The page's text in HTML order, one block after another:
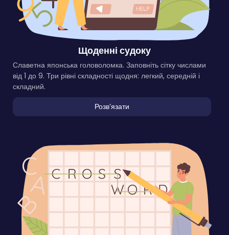
Щоденні судоку
Славетна японська головоломка. Заповніть сітку числами
від 1 до 9. Три рівні складності щодня: легкий, середній і
складний.
Розвʼязати